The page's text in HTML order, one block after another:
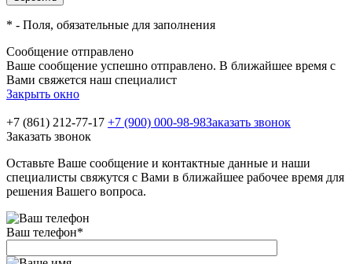
* - Поля, обязательные для заполнения
Сообщение отправлено
Ваше сообщение успешно отправлено. В ближайшее время с
Вами свяжется наш специалист
Закрыть окно
+7 (861) 212-77-17 +7 (900) 000-98-98Заказать звонок
Заказать звонок
Оставьте Ваше сообщение и контактные данные и наши
специалисты свяжутся с Вами в ближайшее рабочее время для
решения Вашего вопроса.
Ваш телефон*